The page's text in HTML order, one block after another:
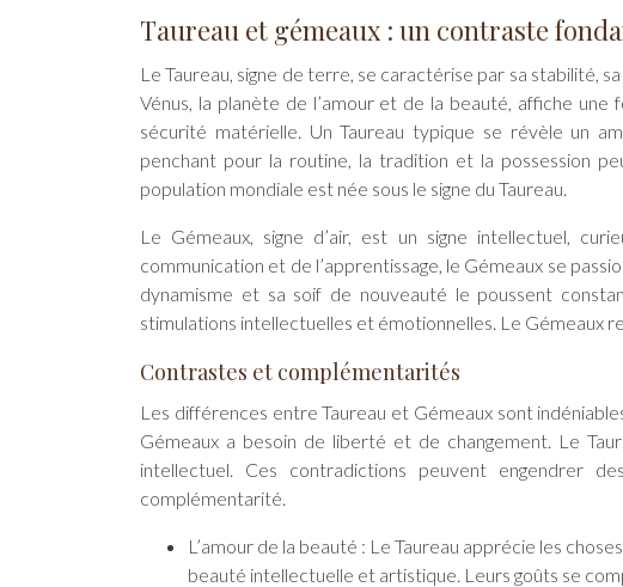
Taureau et gémeaux : un contraste
Le Taureau, signe de terre, se caractérise par sa stabilité,
Vénus, la planète de l’amour et de la beauté, affiche
sécurité matérielle. Un Taureau typique se révèle un
penchant pour la routine, la tradition et la possession
population mondiale est née sous le signe du Taureau.
Le Gémeaux, signe d’air, est un signe intellectuel,
communication et de l’apprentissage, le Gémeaux se
dynamisme et sa soif de nouveauté le poussent
stimulations intellectuelles et émotionnelles. Le Gémeaux
Contrastes et complémentarités
Les différences entre Taureau et Gémeaux sont
Gémeaux a besoin de liberté et de changement. Le
intellectuel. Ces contradictions peuvent engendrer
complémentarité.
L’amour de la beauté : Le Taureau apprécie les
beauté intellectuelle et artistique. Leurs goûts se